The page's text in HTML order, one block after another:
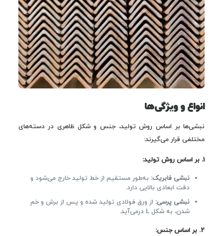
انواع و ویژگی‌ها
نبشی‌ها بر اساس روش تولید، جنس و شکل ظاهری در دسته‌های
مختلفی قرار می‌گیرند:
1. بر اساس روش تولید:
نبشی فابریک: به‌طور مستقیم از خط تولید خارج می‌شود و
دقت ابعادی بالایی دارد.
نبشی پرسی: از ورق فولادی تولید شده و پس از برش و خم
شدن، به شکل L درمی‌آید.
2. بر اساس جنس: